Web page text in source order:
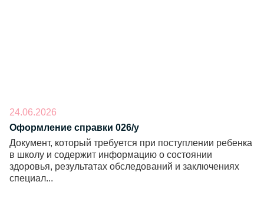
24.06.2026
Оформление справки 026/у
Документ, который требуется при поступлении ребенка
в школу и содержит информацию о состоянии
здоровья, результатах обследований и заключениях
специал...